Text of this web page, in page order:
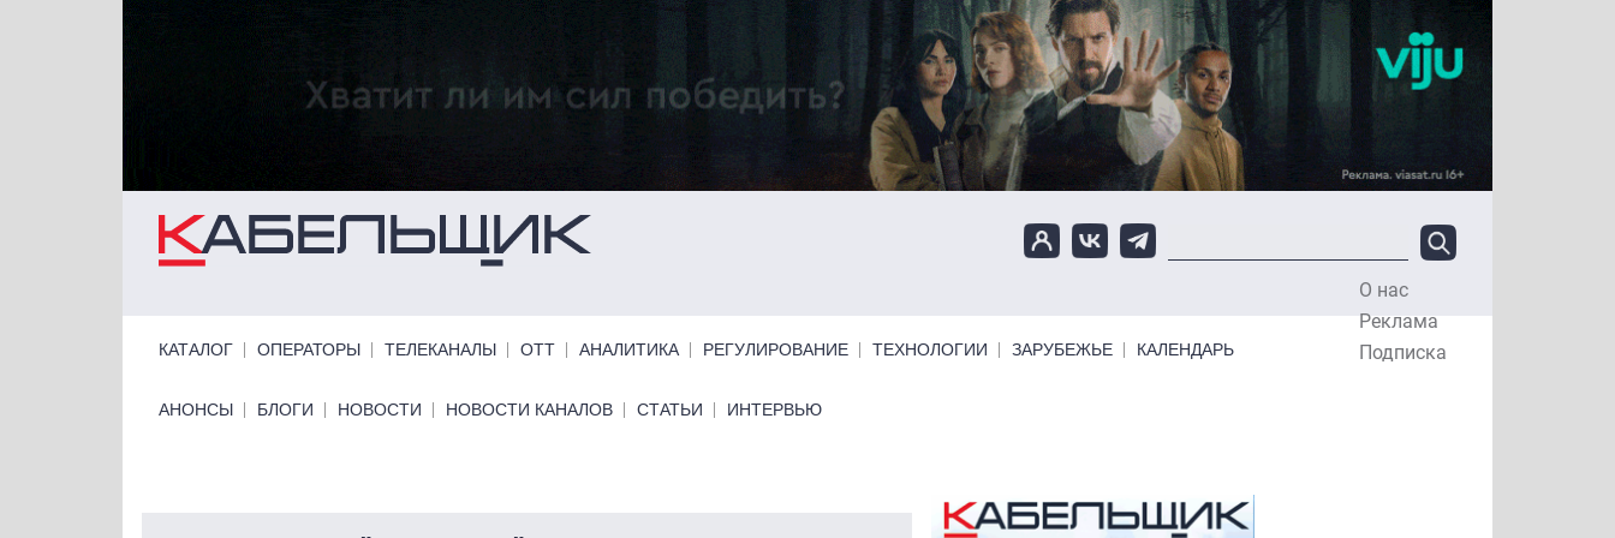
О нас
Реклама
Подписка
КАТАЛОГ ОПЕРАТОРЫ ТЕЛЕКАНАЛЫ ОТТ АНАЛИТИКА РЕГУЛИРОВАНИЕ ТЕХНОЛОГИИ ЗАРУБЕЖЬЕ КАЛЕНДАРЬ
Primary links bottom
АНОНСЫ БЛОГИ НОВОСТИ НОВОСТИ КАНАЛОВ СТАТЬИ ИНТЕРВЬЮ